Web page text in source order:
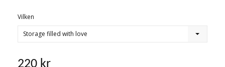
Vilken
Storage filled with love
220 kr